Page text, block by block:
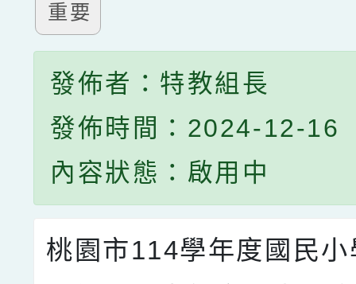
重要
發佈者：特教組長
發佈時間：2024-12-16
內容狀態：啟用中
桃園市114學年度國民